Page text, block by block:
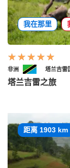
我在那里
非洲 塔兰吉雷
塔兰吉雷之旅
距离 1903 km